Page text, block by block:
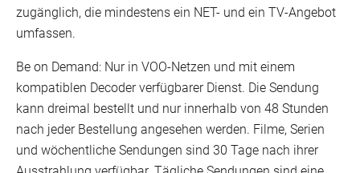
zugänglich, die mindestens ein NET- und ein TV-Angebot
umfassen.
Be on Demand: Nur in VOO-Netzen und mit einem
kompatiblen Decoder verfügbarer Dienst. Die Sendung
kann dreimal bestellt und nur innerhalb von 48 Stunden
nach jeder Bestellung angesehen werden. Filme, Serien
und wöchentliche Sendungen sind 30 Tage nach ihrer